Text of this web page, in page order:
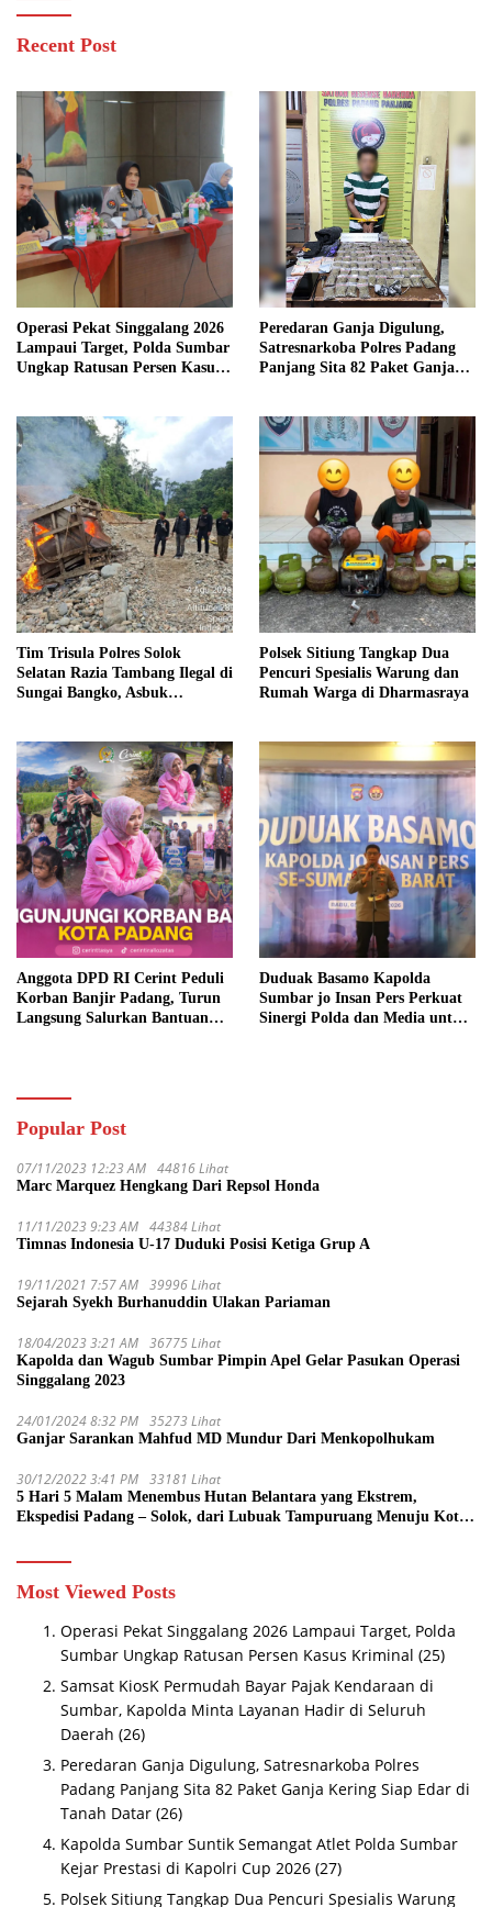
Recent Post
Operasi Pekat Singgalang 2026
Lampaui Target, Polda Sumbar
Ungkap Ratusan Persen Kasus
Peredaran Ganja Digulung,
Satresnarkoba Polres Padang
Panjang Sita 82 Paket Ganja
Tim Trisula Polres Solok
Selatan Razia Tambang Ilegal di
Sungai Bangko, Asbuk
Polsek Sitiung Tangkap Dua
Pencuri Spesialis Warung dan
Rumah Warga di Dharmasraya
Anggota DPD RI Cerint Peduli
Korban Banjir Padang, Turun
Langsung Salurkan Bantuan
Duduak Basamo Kapolda
Sumbar jo Insan Pers Perkuat
Sinergi Polda dan Media untuk
Popular Post
07/11/2023 12:23 AM 44816 Lihat
Marc Marquez Hengkang Dari Repsol Honda
11/11/2023 9:23 AM 44384 Lihat
Timnas Indonesia U-17 Duduki Posisi Ketiga Grup A
19/11/2021 7:57 AM 39996 Lihat
Sejarah Syekh Burhanuddin Ulakan Pariaman
18/04/2023 3:21 AM 36775 Lihat
Kapolda dan Wagub Sumbar Pimpin Apel Gelar Pasukan Operasi
Singgalang 2023
24/01/2024 8:32 PM 35273 Lihat
Ganjar Sarankan Mahfud MD Mundur Dari Menkopolhukam
30/12/2022 3:41 PM 33181 Lihat
5 Hari 5 Malam Menembus Hutan Belantara yang Ekstrem,
Ekspedisi Padang – Solok, dari Lubuak Tampuruang Menuju Koto
Most Viewed Posts
Operasi Pekat Singgalang 2026 Lampaui Target, Polda
Sumbar Ungkap Ratusan Persen Kasus Kriminal (25)
Samsat KiosK Permudah Bayar Pajak Kendaraan di
Sumbar, Kapolda Minta Layanan Hadir di Seluruh
Daerah (26)
Peredaran Ganja Digulung, Satresnarkoba Polres
Padang Panjang Sita 82 Paket Ganja Kering Siap Edar di
Tanah Datar (26)
Kapolda Sumbar Suntik Semangat Atlet Polda Sumbar
Kejar Prestasi di Kapolri Cup 2026 (27)
Polsek Sitiung Tangkap Dua Pencuri Spesialis Warung